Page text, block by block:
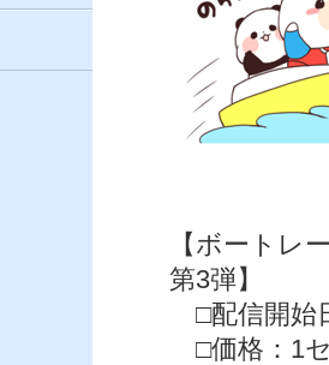
【ボートレ
第3弾】
□配信開始
□価格：1